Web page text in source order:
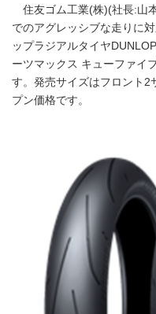
住友ゴム工業(株)(社長:山
でのアグレッシブな走りに
ップラジアルタイヤ
ーツマックス キューファイ
す。発売サイズはフロント2
プン価格です。